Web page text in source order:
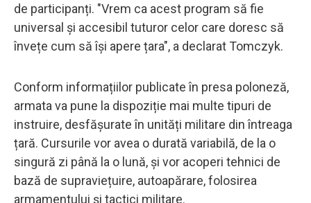
de participanți. "Vrem ca acest program să fie
universal și accesibil tuturor celor care doresc să
învețe cum să își apere țara", a declarat Tomczyk.
Conform informațiilor publicate în presa poloneză,
armata va pune la dispoziție mai multe tipuri de
instruire, desfășurate în unități militare din întreaga
țară. Cursurile vor avea o durată variabilă, de la o
singură zi până la o lună, și vor acoperi tehnici de
bază de supraviețuire, autoapărare, folosirea
armamentului și tactici militare.